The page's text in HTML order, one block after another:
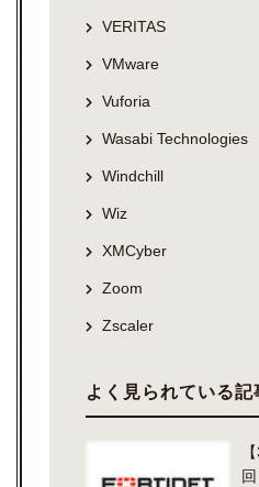
VERITAS
VMware
Vuforia
Wasabi Technologies
Windchill
Wiz
XMCyber
Zoom
Zscaler
よく見られている記